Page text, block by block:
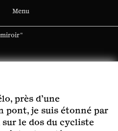
Menu
près d’une
pont, je suis étonné par
le dos du cycliste